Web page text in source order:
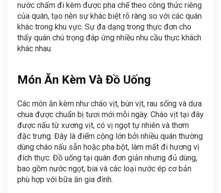
nước chấm đi kèm được pha chế theo công thức riêng
của quán, tạo nên sự khác biệt rõ ràng so với các quán
khác trong khu vực. Sự đa dạng trong thực đơn cho
thấy quán chú trọng đáp ứng nhiều nhu cầu thực khách
khác nhau.
Món Ăn Kèm Và Đồ Uống
Các món ăn kèm như cháo vịt, bún vịt, rau sống và dưa
chua được chuẩn bị tươi mới mỗi ngày. Cháo vịt tại đây
được nấu từ xương vịt, có vị ngọt tự nhiên và thơm
đặc trưng. Đây là điểm cộng lớn bởi nhiều quán thường
dùng cháo nấu sẵn hoặc pha bột, làm mất đi hương vị
đích thực. Đồ uống tại quán đơn giản nhưng đủ dùng,
bao gồm nước ngọt, bia và các loại nước ép cơ bản
phù hợp với bữa ăn gia đình.